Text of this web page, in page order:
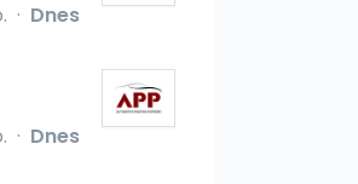
· Dnes
· Dnes